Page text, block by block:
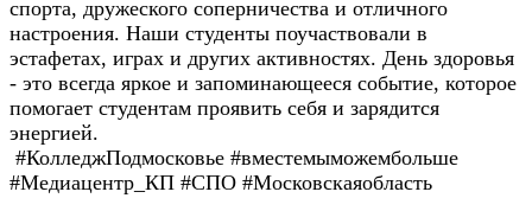
спорта, дружеского соперничества и отличного
настроения. Наши студенты поучаствовали в
эстафетах, играх и других активностях. День здоровья
- это всегда яркое и запоминающееся событие, которое
помогает студентам проявить себя и зарядится
энергией.
#КолледжПодмосковье #вместемыможембольше
#Медиацентр_КП #СПО #Московскаяобласть